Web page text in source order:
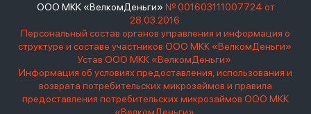
ООО МКК «ВелкомДеньги» № 001603111007724 от
28.03.2016
Персональный состав органов управления и информация о
структуре и составе участников ООО МКК «ВелкомДеньги»
Устав ООО МКК «ВелкомДеньги»
Информация об условиях предоставления, использования и
возврата потребительских микрозаймов и правила
предоставления потребительских микрозаймов ООО МКК